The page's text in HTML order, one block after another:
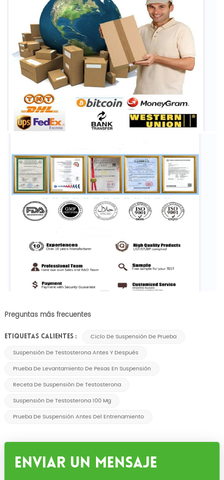
Preguntas más frecuentes
ETIQUETAS CALIENTES :
Ciclo De Suspensión De Prueba
Suspensión De Testosterona Antes Y Después
Prueba De Levantamiento De Pesas En Suspensión
Receta De Suspensión De Testosterona
Suspensión De Testosterona 100 Mg
Prueba De Suspensión Antes Del Entrenamiento
Enviar Un Mensaje